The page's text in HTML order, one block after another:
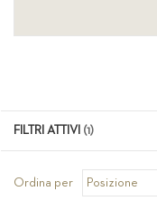
Ordina per
FILTRI ATTIVI